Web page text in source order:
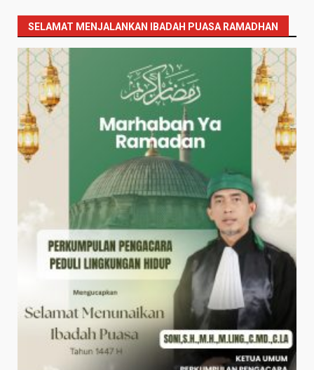
SELAMAT MENJALANKAN IBADAH PUASA RAMADHAN